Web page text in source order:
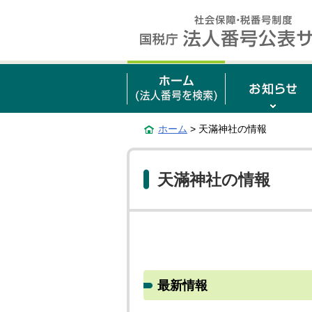
ホーム > 天滿神社の情報
天滿神社の情報
最新情報